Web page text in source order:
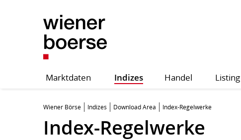
Marktdaten Indizes Handel Listing
Wiener Börse Indizes Download Area Index-Regelwerke
Index-Regelwerke